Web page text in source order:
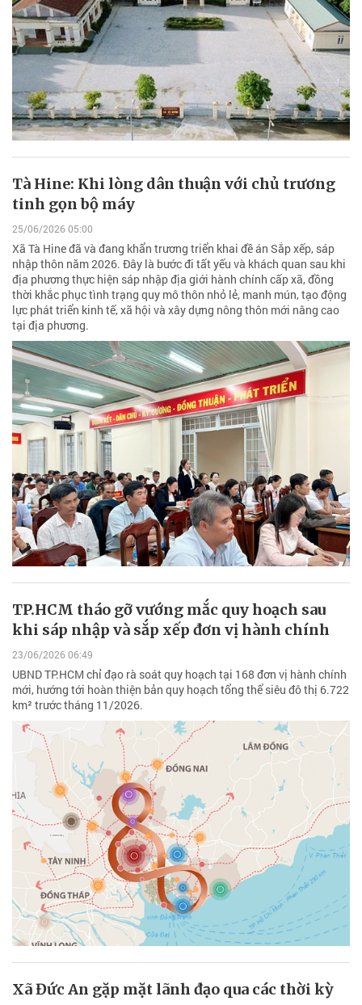
Tà Hine: Khi lòng dân thuận với chủ trương
tinh gọn bộ máy
25/06/2026 05:00
Xã Tà Hine đã và đang khẩn trương triển khai đề án Sắp xếp, sáp
nhập thôn năm 2026. Đây là bước đi tất yếu và khách quan sau khi
địa phương thực hiện sáp nhập địa giới hành chính cấp xã, đồng
thời khắc phục tình trạng quy mô thôn nhỏ lẻ, manh mún, tạo động
lực phát triển kinh tế, xã hội và xây dựng nông thôn mới nâng cao
tại địa phương.
TP.HCM tháo gỡ vướng mắc quy hoạch sau
khi sáp nhập và sắp xếp đơn vị hành chính
23/06/2026 06:49
UBND TP.HCM chỉ đạo rà soát quy hoạch tại 168 đơn vị hành chính
mới, hướng tới hoàn thiện bản quy hoạch tổng thể siêu đô thị 6.722
km² trước tháng 11/2026.
Xã Đức An gặp mặt lãnh đạo qua các thời kỳ